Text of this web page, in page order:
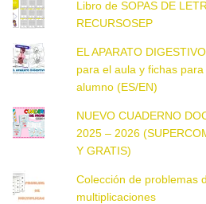
Libro de SOPAS DE
RECURSOSEP
EL APARATO
para el aula y fichas para
alumno (ES/EN)
NUEVO CUADERNO
2025 – 2026
Y GRATIS)
Colección de problemas
multiplicaciones